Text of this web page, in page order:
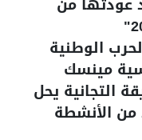
الوطنية
مينسك
التجانية يحل
من الأنشطة